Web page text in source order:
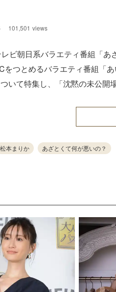
101,501 views
ビ朝日系バラエティ番組「
をつとめるバラエティ番組「
いて特集し、「沈黙の未公開
松本まりか あざとくて何が悪いの？